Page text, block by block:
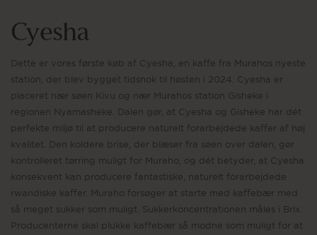
Cyesha
Dette er vores første køb af Cyesha, en kaffe fra Murahos nyeste
station, der blev bygget tidsnok til høsten i 2024. Cyesha er
placeret nær søen Kivu og nær Murahos station Gisheke i
regionen Nyamasheke. Dalen gør, at Cyesha og Gisheke har dét
perfekte miljø til at producere naturelt forarbejdede kaffer af høj
kvalitet. Den koldere brise, der blæser fra søen over dalen, gør
kontrolleret tørring muligt for Muraho, og dét betyder, at Cyesha
konsekvent kan producere fantastiske, naturelt forarbejdede
rwandiske kaffer. Muraho forsøger at starte med kaffebær med
så meget sukker som muligt. Sukkerkoncentrationen måles i Brix.
Producenterne skal plukke kaffebær så modne som muligt for at